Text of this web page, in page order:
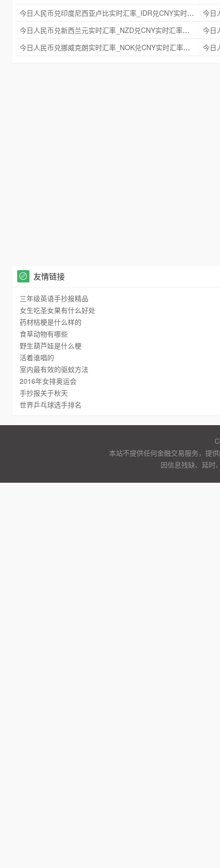
今日人民币兑印度尼西亚卢比实时汇率_IDR兑CNY实时汇率查询 2025年09月21日
今日人民币兑新西兰元实时汇率_NZD兑CNY实时汇率查询 2025年09月21日
今日人民币兑挪威克朗实时汇率_NOK兑CNY实时汇率查询 2025年09月21日
友情链接
三年级英语手抄报精品
女生吃圣女果有什么好处
药材桔梗是什么样的
食草动物有哪些
野生葫芦娃是什么梗
活着谁唱的
室内最有效的驱蚊方法
2016年女排奥运会
手抄报关于秋天
世界乒乓球选手排名
本站不提供任何金融交易服务，提
因信息残缺、延时